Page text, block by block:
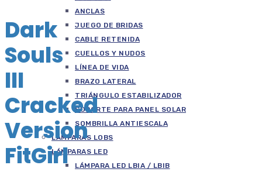
ANCLAS
JUEGO DE BRIDAS
CABLE RETENIDA
CUELLOS Y NUDOS
LÍNEA DE VIDA
BRAZO LATERAL
TRIÁNGULO ESTABILIZADOR
SOPORTE PARA PANEL SOLAR
SOMBRILLA ANTIESCALA
LÁMPARAS LOBS
LÁMPARAS LED
LÁMPARA LED LBIA / LBIB
Dark
Souls
III
Cracked
Version
FitGirl